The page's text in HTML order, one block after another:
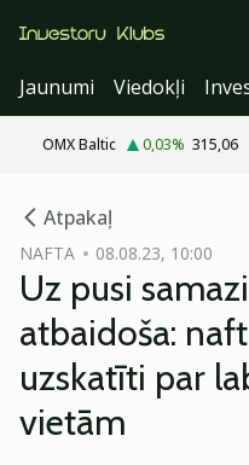
Jaunumi
Viedokļi
OMX Baltic 0,03% 315,06
Atpakaļ
NAFTA 08.08.23, 10:00
Uz pusi
atbaidoša:
uzskatīti par
vietām